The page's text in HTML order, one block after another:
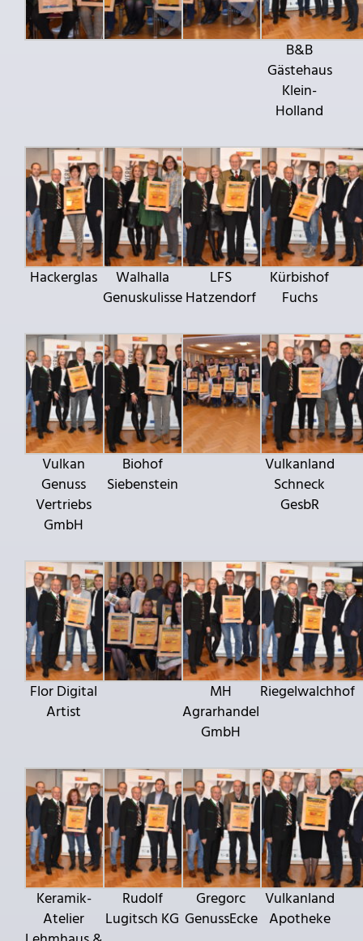
B&B
Gästehaus
Klein-
Holland
Hackerglas
Walhalla
Genuskulisse
LFS
Hatzendorf
Kürbishof
Fuchs
Vulkan
Genuss
Vertriebs
GmbH
Biohof
Siebenstein
Vulkanland
Schneck
GesbR
Flor Digital
Artist
MH
Agrarhandel
GmbH
Riegelwalchhof
Keramik-
Atelier
Rudolf
Lugitsch KG
Gregorc
GenussEcke
Vulkanland
Apotheke